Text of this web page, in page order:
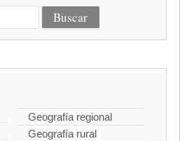
Geografía regional
Geografía rural